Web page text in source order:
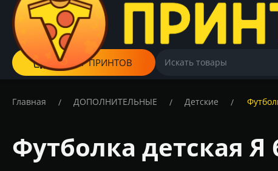
КАТАЛОГ ПРИНТОВ
Главная / ДОПОЛНИТЕЛЬНЫЕ / Детские /
Футболка детская